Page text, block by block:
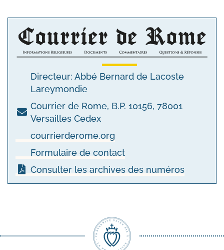
Directeur: Abbé Bernard de Lacoste
Lareymondie
Courrier de Rome, B.P. 10156, 78001
Versailles Cedex
courrierderome.org
Formulaire de contact
Consulter les archives des numéros